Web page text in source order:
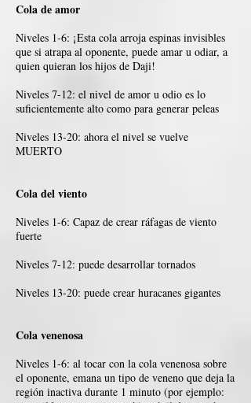
Cola de amor
Niveles 1-6: ¡Esta cola arroja espinas invisibles
que si atrapa al oponente, puede amar u odiar, a
quien quieran los hijos de Daji!
Niveles 7-12: el nivel de amor u odio es lo
suficientemente alto como para generar peleas
Niveles 13-20: ahora el nivel se vuelve
MUERTO
Cola del viento
Niveles 1-6: Capaz de crear ráfagas de viento
fuerte
Niveles 7-12: puede desarrollar tornados
Niveles 13-20: puede crear huracanes gigantes
Cola venenosa
Niveles 1-6: al tocar con la cola venenosa sobre
el oponente, emana un tipo de veneno que deja la
región inactiva durante 1 minuto (por ejemplo: